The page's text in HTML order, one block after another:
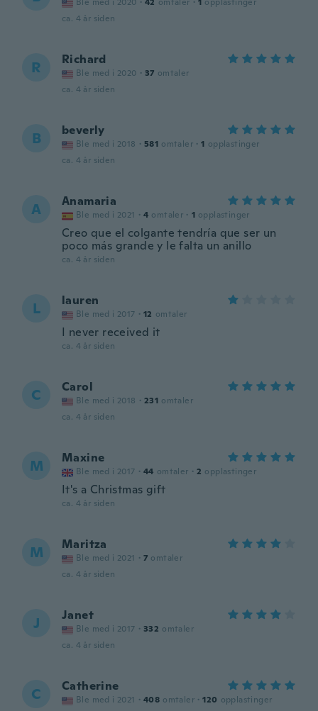
ca. 4 år siden
R Richard
Ble med i 2020 · 37 omtaler
ca. 4 år siden
B beverly
Ble med i 2018 · 581 omtaler · 1 opplastinger
ca. 4 år siden
A Anamaria
Ble med i 2021 · 4 omtaler · 1 opplastinger
Creo que el colgante tendría que ser un
poco más grande y le falta un anillo
ca. 4 år siden
L lauren
Ble med i 2017 · 12 omtaler
I never received it
ca. 4 år siden
C Carol
Ble med i 2018 · 231 omtaler
ca. 4 år siden
M Maxine
Ble med i 2017 · 44 omtaler · 2 opplastinger
It's a Christmas gift
ca. 4 år siden
M Maritza
Ble med i 2021 · 7 omtaler
ca. 4 år siden
J Janet
Ble med i 2017 · 332 omtaler
ca. 4 år siden
C Catherine
Ble med i 2021 · 408 omtaler · 120 opplastinger